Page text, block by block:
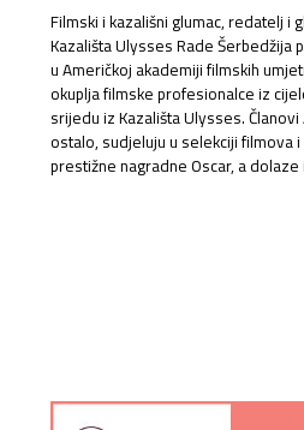
Filmski i kazališni glumac, redatelj i
Kazališta Ulysses Rade Šerbedžija
u Američkoj akademiji filmskih
okuplja filmske profesionalce iz
srijedu iz Kazališta Ulysses.
ostalo, sudjeluju u selekciji filmova
prestižne nagradne Oscar, a